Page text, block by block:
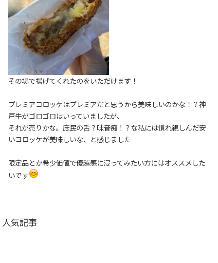
その場で揚げてくれたのをいただけます！
プレミアコロッケはプレミアだと思うから美味しいのかな！？神
戸牛がゴロゴロはいっていましたが、
それが売りかな。庶民の舌？味音痴！？な私には慣れ親しんだ安
いコロッケが美味しいな、と感じました
限定品とか希少価値で優越感に浸ってみたい方にはオススメした
いです
人気記事